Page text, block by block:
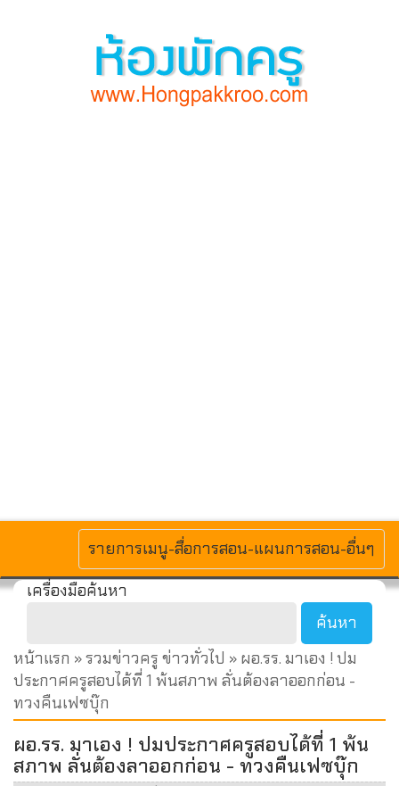
MENU
รายการเมนู-สื่อการสอน-แผนการสอน-อื่นๆ
เครื่องมือค้นหา
หน้าแรก »รวมข่าวครู ข่าวทั่วไป » ผอ.รร. มาเอง ! ปม
ประกาศครูสอบได้ที่ 1 พ้นสภาพ ลั่นต้องลาออกก่อน -
ทวงคืนเฟซบุ๊ก
ผอ.รร. มาเอง ! ปมประกาศครูสอบได้ที่ 1 พ้น
สภาพ ลั่นต้องลาออกก่อน - ทวงคืนเฟซบุ๊ก